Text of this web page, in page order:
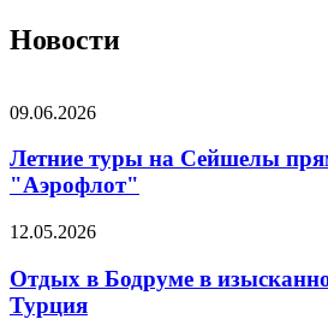
Новости
09.06.2026
Летние туры на Сейшелы
"Аэрофлот"
12.05.2026
Отдых в Бодруме в
Турция